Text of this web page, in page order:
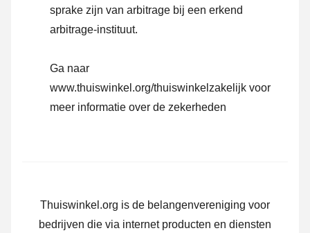
sprake zijn van arbitrage bij een erkend
arbitrage-instituut.
Ga naar
www.thuiswinkel.org/thuiswinkelzakelijk voor
meer informatie over de zekerheden
Thuiswinkel.org is de belangenvereniging voor
bedrijven die via internet producten en diensten